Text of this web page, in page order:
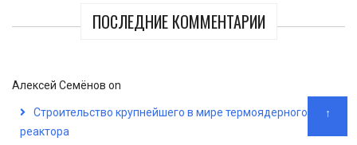
ПОСЛЕДНИЕ КОММЕНТАРИИ
Алексей Семёнов on
Строительство крупнейшего в мире термоядерного
реактора
↑